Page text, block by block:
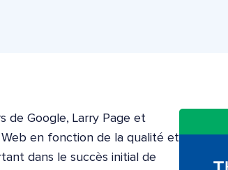
de Google, Larry Page et
en fonction de la qualité et
dans le succès initial de